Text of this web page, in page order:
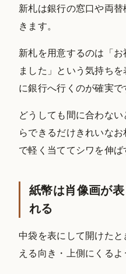
新札は銀行の窓口や両
きます。
新札を用意するのは「
ました」という気持ち
に銀行へ行くのが確実で
どうしても間に合わな
らできるだけきれいな
で軽く当ててシワを伸ば
紙幣は肖像画が
れる
中袋を表にして開けた
える向き・上側にくるよ